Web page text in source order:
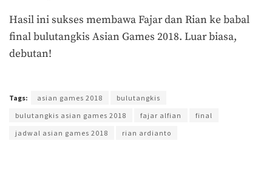
Hasil ini sukses membawa Fajar dan Rian ke babal
final bulutangkis Asian Games 2018. Luar biasa,
debutan!
Tags: asian games 2018
bulutangkis
bulutangkis asian games 2018
fajar alfian
final
jadwal asian games 2018
rian ardianto